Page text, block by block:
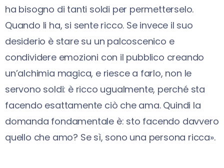
ha bisogno di tanti soldi per permetterselo.
Quando li ha, si sente ricco. Se invece il suo
desiderio è stare su un palcoscenico e
condividere emozioni con il pubblico creando
un’alchimia magica, e riesce a farlo, non le
servono soldi: è ricco ugualmente, perché sta
facendo esattamente ciò che ama. Quindi la
domanda fondamentale è: sto facendo davvero
quello che amo? Se sì, sono una persona ricca».